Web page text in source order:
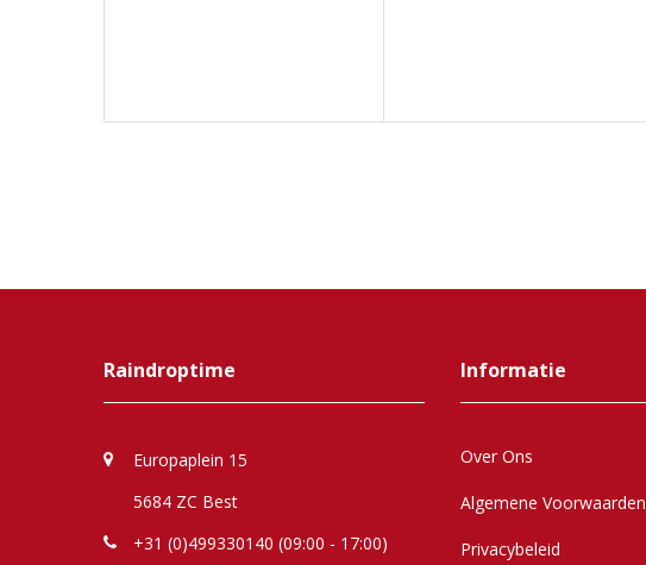
Raindroptime
Europaplein 15
5684 ZC Best
+31 (0)499330140 (09:00 - 17:00)
Informatie
Over Ons
Algemene Voorwaarden
Privacybeleid